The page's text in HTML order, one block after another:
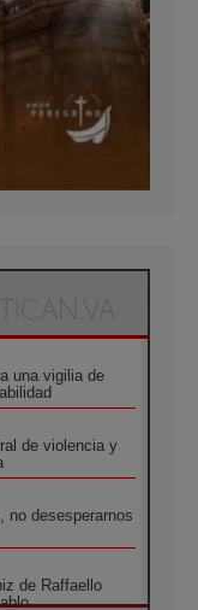
una vigilia de
de violencia y
no desesperarnos
de Raffaello